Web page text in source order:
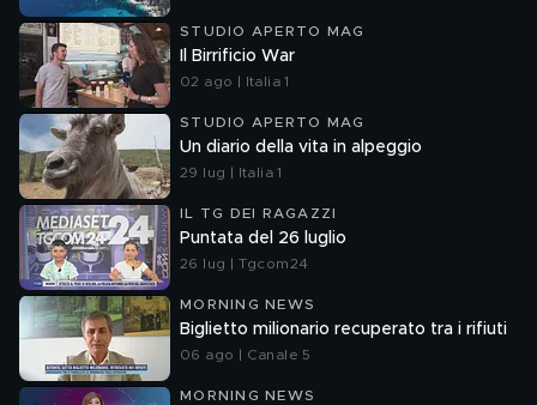
STUDIO APERTO MAG
Il Birrificio War
02 ago | Italia 1
STUDIO APERTO MAG
Un diario della vita in alpeggio
29 lug | Italia 1
IL TG DEI RAGAZZI
Puntata del 26 luglio
26 lug | Tgcom24
MORNING NEWS
Biglietto milionario recuperato tra i rifiuti
06 ago | Canale 5
MORNING NEWS